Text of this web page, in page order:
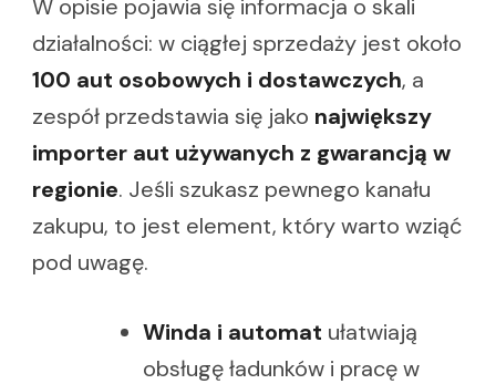
W opisie pojawia się informacja o skali
działalności: w ciągłej sprzedaży jest około
100 aut osobowych i dostawczych, a
zespół przedstawia się jako największy
importer aut używanych z gwarancją w
regionie. Jeśli szukasz pewnego kanału
zakupu, to jest element, który warto wziąć
pod uwagę.
Winda i automat ułatwiają
obsługę ładunków i pracę w